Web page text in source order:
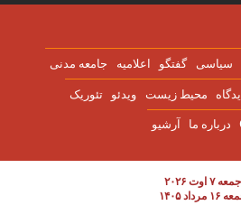
گفتگو اعلاميه جامعه مدنی
محیط زیست ویدئو تئوریک
ما آرشیو
۲۰۲۶